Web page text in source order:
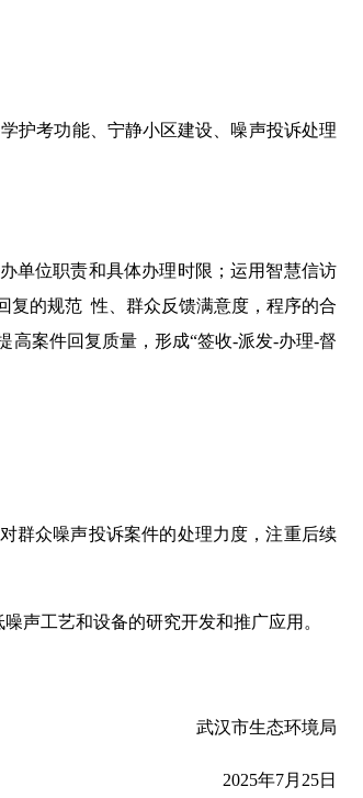
护考功能、宁静小区建设、噪声投诉处理
单位职责和具体办理时限；运用智慧信访
复的规范 性、群众反馈满意度，程序的合
案件回复质量，形成“签收-派发-办理-督
群众噪声投诉案件的处理力度，注重后续
声工艺和设备的研究开发和推广应用。
武汉市生态环境局
2025年7月25日